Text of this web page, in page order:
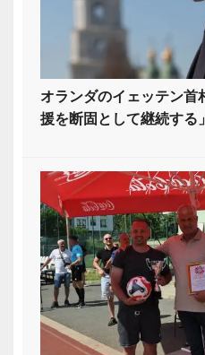
オランダのイェッテン首
援を断固として継続する」